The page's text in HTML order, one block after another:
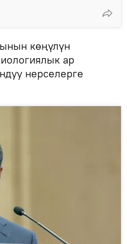
көңүлүн
ар
нерселерге